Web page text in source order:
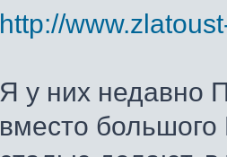
http://
Я у них недавно
вместо